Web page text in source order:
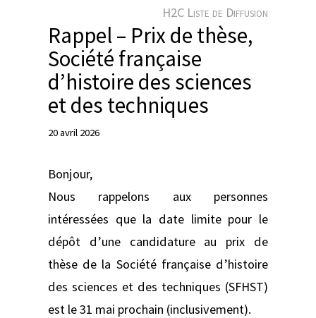
H2C Liste de Diffusion
Rappel – Prix de thèse,
Société française
d’histoire des sciences
et des techniques
20 avril 2026
Bonjour,
Nous rappelons aux personnes
intéressées que la date limite pour le
dépôt d’une candidature au prix de
thèse de la Société française d’histoire
des sciences et des techniques (SFHST)
est le 31 mai prochain (inclusivement).